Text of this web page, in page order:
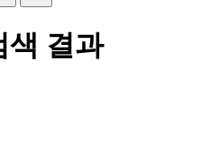
색 결과